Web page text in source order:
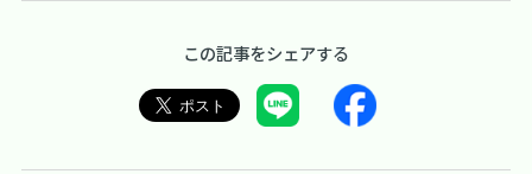
この記事をシェアする